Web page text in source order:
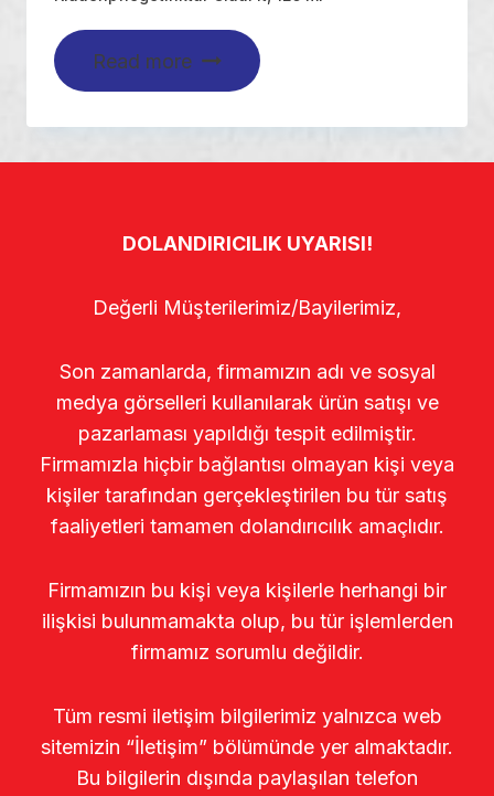
Read more
DOLANDIRICILIK UYARISI!
Değerli Müşterilerimiz/Bayilerimiz,
Son zamanlarda, firmamızın adı ve sosyal
medya görselleri kullanılarak ürün satışı ve
pazarlaması yapıldığı tespit edilmiştir.
Firmamızla hiçbir bağlantısı olmayan kişi veya
kişiler tarafından gerçekleştirilen bu tür satış
faaliyetleri tamamen dolandırıcılık amaçlıdır.
Firmamızın bu kişi veya kişilerle herhangi bir
ilişkisi bulunmamakta olup, bu tür işlemlerden
firmamız sorumlu değildir.
Tüm resmi iletişim bilgilerimiz yalnızca web
sitemizin “İletişim” bölümünde yer almaktadır.
Bu bilgilerin dışında paylaşılan telefon